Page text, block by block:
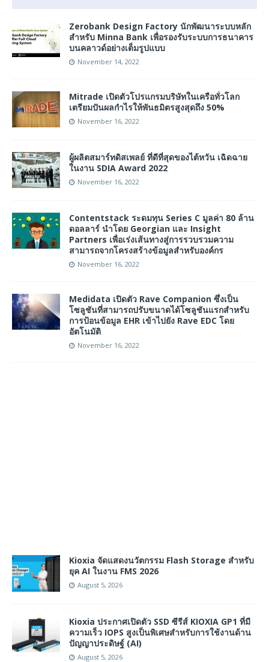
Zerobank Design Factory นักพัฒนาระบบหลัก
สำหรับ Minna Bank เพื่อรองรับระบบการธนาคาร
บนคลาวด์อย่างเต็มรูปแบบ
November 14, 2022
Mitrade เปิดตัวโปรแกรมบริษัทในเครือทั่วโลก
เตรียมปันผลกำไรให้พันธมิตรสูงสุดถึง 50%
November 16, 2022
ผู้ผลิตสมาร์ทดิสเพลย์ ที่ดีที่สุดของไต้หวัน เฉิดฉาย
ในงาน SDIA Award 2022
November 16, 2022
Contentstack ระดมทุน Series C มูลค่า 80 ล้าน
ดอลลาร์ นำโดย Georgian และ Insight
Partners เพื่อเร่งเส้นทางสู่การรวบรวมความ
สามารถจากโครงสร้างข้อมูลสำหรับองค์กร
November 16, 2022
Medidata เปิดตัว Rave Companion ซึ่งเป็น
โซลูชันที่สามารถปรับขนาดได้โซลูชันแรกสำหรับ
การป้อนข้อมูล EHR เข้าไปยัง Rave EDC โดย
อัตโนมัติ
November 16, 2022
Kioxia จัดแสดงนวัตกรรม Flash Storage สำหรับ
ยุค AI ในงาน FMS 2026
August 5, 2026
Kioxia ประกาศเปิดตัว SSD ซีรีส์ KIOXIA GP1 ที่มี
ความเร็ว IOPS สูงเป็นพิเศษสำหรับการใช้งานด้าน
ปัญญาประดิษฐ์ (AI)
August 5, 2026